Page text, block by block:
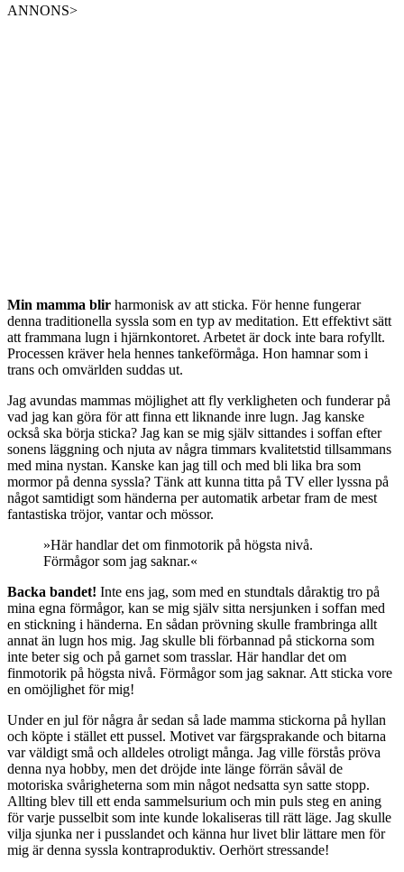
ANNONS>
Min mamma blir harmonisk av att sticka. För henne fungerar
denna traditionella syssla som en typ av meditation. Ett effektivt sätt
att frammana lugn i hjärnkontoret. Arbetet är dock inte bara rofyllt.
Processen kräver hela hennes tankeförmåga. Hon hamnar som i
trans och omvärlden suddas ut.
Jag avundas mammas möjlighet att fly verkligheten och funderar på
vad jag kan göra för att finna ett liknande inre lugn. Jag kanske
också ska börja sticka? Jag kan se mig själv sittandes i soffan efter
sonens läggning och njuta av några timmars kvalitetstid tillsammans
med mina nystan. Kanske kan jag till och med bli lika bra som
mormor på denna syssla? Tänk att kunna titta på TV eller lyssna på
något samtidigt som händerna per automatik arbetar fram de mest
fantastiska tröjor, vantar och mössor.
»Här handlar det om finmotorik på högsta nivå.
Förmågor som jag saknar.«
Backa bandet! Inte ens jag, som med en stundtals dåraktig tro på
mina egna förmågor, kan se mig själv sitta nersjunken i soffan med
en stickning i händerna. En sådan prövning skulle frambringa allt
annat än lugn hos mig. Jag skulle bli förbannad på stickorna som
inte beter sig och på garnet som trasslar. Här handlar det om
finmotorik på högsta nivå. Förmågor som jag saknar. Att sticka vore
en omöjlighet för mig!
Under en jul för några år sedan så lade mamma stickorna på hyllan
och köpte i stället ett pussel. Motivet var färgsprakande och bitarna
var väldigt små och alldeles otroligt många. Jag ville förstås pröva
denna nya hobby, men det dröjde inte länge förrän såväl de
motoriska svårigheterna som min något nedsatta syn satte stopp.
Allting blev till ett enda sammelsurium och min puls steg en aning
för varje pusselbit som inte kunde lokaliseras till rätt läge. Jag skulle
vilja sjunka ner i pusslandet och känna hur livet blir lättare men för
mig är denna syssla kontraproduktiv. Oerhört stressande!